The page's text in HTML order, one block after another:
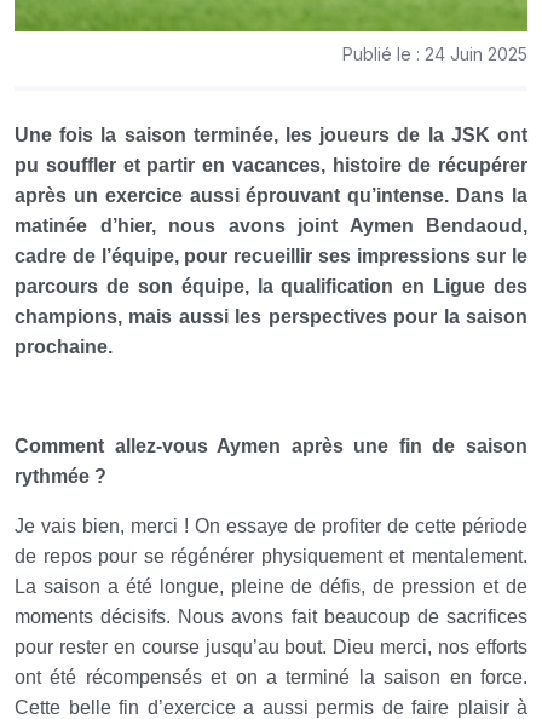
Publié le : 24 Juin 2025
Une fois la saison terminée, les joueurs de la JSK ont
pu souffler et partir en vacances, histoire de récupérer
après un exercice aussi éprouvant qu’intense. Dans la
matinée d’hier, nous avons joint Aymen Bendaoud,
cadre de l’équipe, pour recueillir ses impressions sur le
parcours de son équipe, la qualification en Ligue des
champions, mais aussi les perspectives pour la saison
prochaine.
Comment allez-vous Aymen après une fin de saison
rythmée ?
Je vais bien, merci ! On essaye de profiter de cette période
de repos pour se régénérer physiquement et mentalement.
La saison a été longue, pleine de défis, de pression et de
moments décisifs. Nous avons fait beaucoup de sacrifices
pour rester en course jusqu’au bout. Dieu merci, nos efforts
ont été récompensés et on a terminé la saison en force.
Cette belle fin d’exercice a aussi permis de faire plaisir à